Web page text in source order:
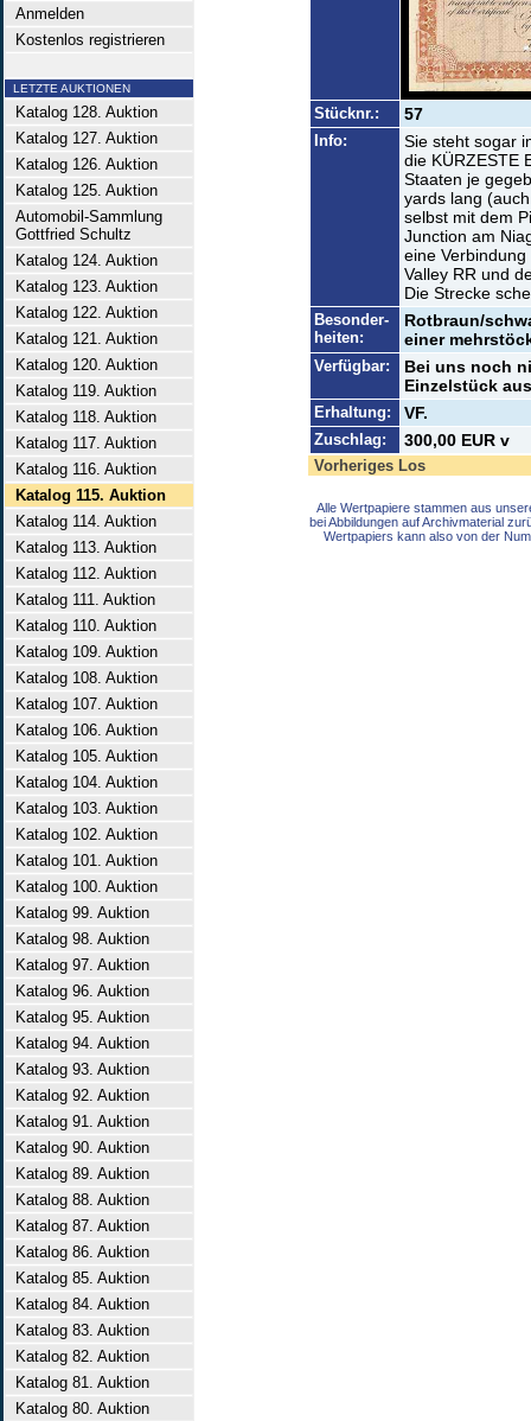
Anmelden
Kostenlos registrieren
LETZTE AUKTIONEN
Katalog 128. Auktion
Katalog 127. Auktion
Katalog 126. Auktion
Katalog 125. Auktion
Automobil-Sammlung
Gottfried Schultz
Katalog 124. Auktion
Katalog 123. Auktion
Katalog 122. Auktion
Katalog 121. Auktion
Katalog 120. Auktion
Katalog 119. Auktion
Katalog 118. Auktion
Katalog 117. Auktion
Katalog 116. Auktion
Katalog 115. Auktion
Katalog 114. Auktion
Katalog 113. Auktion
Katalog 112. Auktion
Katalog 111. Auktion
Katalog 110. Auktion
Katalog 109. Auktion
Katalog 108. Auktion
Katalog 107. Auktion
Katalog 106. Auktion
Katalog 105. Auktion
Katalog 104. Auktion
Katalog 103. Auktion
Katalog 102. Auktion
Katalog 101. Auktion
Katalog 100. Auktion
Katalog 99. Auktion
Katalog 98. Auktion
Katalog 97. Auktion
Katalog 96. Auktion
Katalog 95. Auktion
Katalog 94. Auktion
Katalog 93. Auktion
Katalog 92. Auktion
Katalog 91. Auktion
Katalog 90. Auktion
Katalog 89. Auktion
Katalog 88. Auktion
Katalog 87. Auktion
Katalog 86. Auktion
Katalog 85. Auktion
Katalog 84. Auktion
Katalog 83. Auktion
Katalog 82. Auktion
Katalog 81. Auktion
Katalog 80. Auktion
Stücknr.: 57
Info:
Sie steht sogar
die KÜRZESTE
Staaten je
yards lang
selbst mit dem
Junction am
eine
Valley RR und
Die Strecke
Besonder-
heiten:
Rotbraun/
einer
Verfügbar:
Bei uns noch
Einzelstück
Erhaltung: VF.
Zuschlag: 300,00 EUR v
Vorheriges Los
Alle Wertpapiere stammen aus
bei Abbildungen auf Archivmaterial
Wertpapiers kann also von der